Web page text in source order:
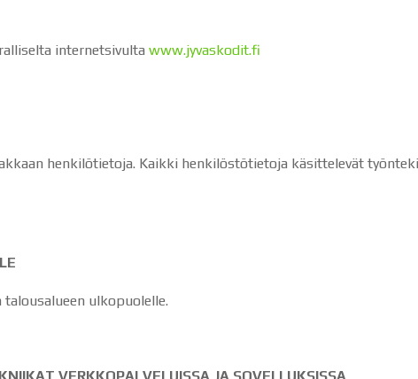
internetsivultawww.jyvaskodit.fi
henkilötietoja. Kaikki henkilöstötietoja käsittelevät
ulkopuolelle.